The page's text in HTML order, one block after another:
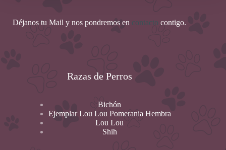
Déjanos tu Mail y nos pondremos en contactocontigo.
Razas de Perros
Bichón
Ejemplar Lou Lou Pomerania Hembra
Lou Lou
Shih